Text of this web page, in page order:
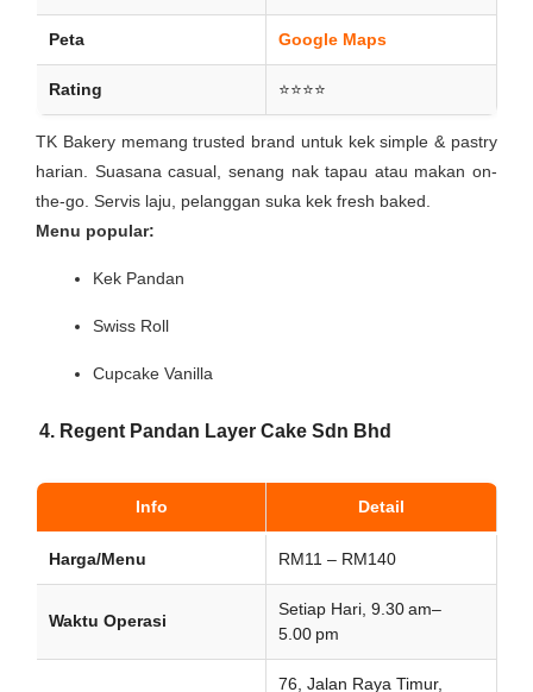
Peta Google Maps
Rating ⭐⭐⭐⭐
TK Bakery memang trusted brand untuk kek simple & pastry
harian. Suasana casual, senang nak tapau atau makan on-
the-go. Servis laju, pelanggan suka kek fresh baked.
Menu popular:
Kek Pandan
Swiss Roll
Cupcake Vanilla
4. Regent Pandan Layer Cake Sdn Bhd
Info Detail
Harga/Menu RM11 – RM140
Waktu Operasi
Setiap Hari, 9.30 am–
5.00 pm
76, Jalan Raya Timur,